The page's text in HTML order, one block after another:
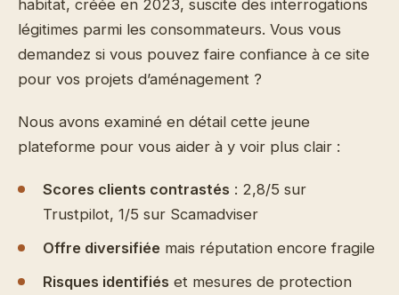
habitat, créée en 2023, suscite des interrogations
légitimes parmi les consommateurs. Vous vous
demandez si vous pouvez faire confiance à ce site
pour vos projets d’aménagement ?
Nous avons examiné en détail cette jeune
plateforme pour vous aider à y voir plus clair :
Scores clients contrastés : 2,8/5 sur
Trustpilot, 1/5 sur Scamadviser
Offre diversifiée mais réputation encore fragile
Risques identifiés et mesures de protection